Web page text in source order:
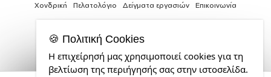
Χονδρική Πελατολόγιο Δείγματα εργασιών Επικοινωνία
Θέλεις
και
🍪 Πολιτική Cookies
Η επιχείρησή μας χρησιμοποιεί cookies για τη
βελτίωση της περιήγησής σας στην ιστοσελίδα.